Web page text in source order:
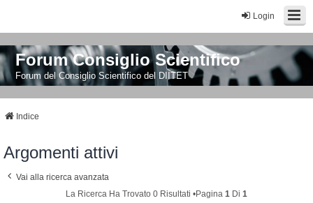
Login
Forum Consiglio Scientifico
Forum del Consiglio Scientifico del DIITET
Indice
Argomenti attivi
Vai alla ricerca avanzata
La Ricerca Ha Trovato 0 Risultati •Pagina 1 Di 1